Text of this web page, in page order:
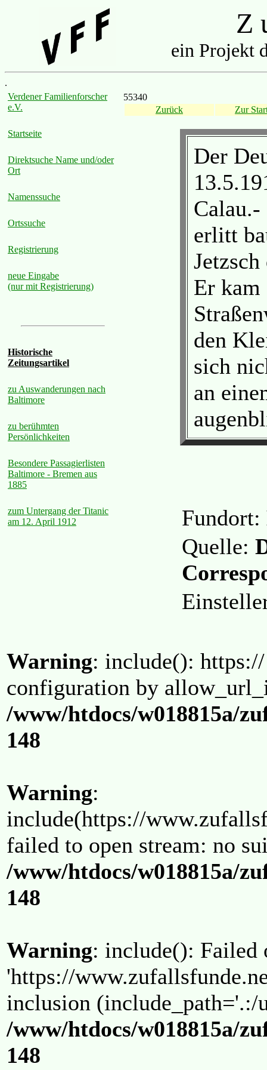
Z
ein Projekt
.
Verdener Familienforscher
e.V.
Startseite
Direktsuche Name und/oder
Ort
Namenssuche
Ortssuche
Registrierung
neue Eingabe
(nur mit Registrierung)
Historische
Zeitungsartikel
zu Auswanderungen nach
Baltimore
zu berühmten
Persönlichkeiten
Besondere Passagierlisten
Baltimore - Bremen aus
1885
zum Untergang der Titanic
am 12. April 1912
55340
Zurück
Zur
Der
Calau.-
erlitt
Er kam
den
sich
an
Fundort:
Quelle:
Warning: include():
configuration by
/www/htdocs/w018815a/
148
Warning:
include(https://
failed to open stream: no
/www/htdocs/w018815a/
148
Warning: include(): Failed
'https://
inclusion (include_path='.:/
/www/htdocs/w018815a/
148